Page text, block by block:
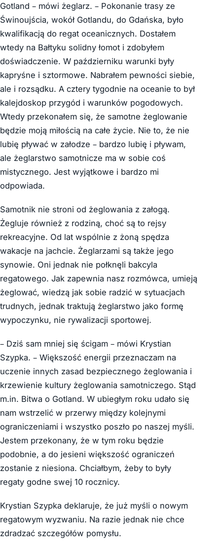
Gotland – mówi żeglarz. – Pokonanie trasy ze
Świnoujścia, wokół Gotlandu, do Gdańska, było
kwalifikacją do regat oceanicznych. Dostałem
wtedy na Bałtyku solidny łomot i zdobyłem
doświadczenie. W październiku warunki były
kapryśne i sztormowe. Nabrałem pewności siebie,
ale i rozsądku. A cztery tygodnie na oceanie to był
kalejdoskop przygód i warunków pogodowych.
Wtedy przekonałem się, że samotne żeglowanie
będzie moją miłością na całe życie. Nie to, że nie
lubię pływać w załodze – bardzo lubię i pływam,
ale żeglarstwo samotnicze ma w sobie coś
mistycznego. Jest wyjątkowe i bardzo mi
odpowiada.
Samotnik nie stroni od żeglowania z załogą.
Żegluje również z rodziną, choć są to rejsy
rekreacyjne. Od lat wspólnie z żoną spędza
wakacje na jachcie. Żeglarzami są także jego
synowie. Oni jednak nie połknęli bakcyla
regatowego. Jak zapewnia nasz rozmówca, umieją
żeglować, wiedzą jak sobie radzić w sytuacjach
trudnych, jednak traktują żeglarstwo jako formę
wypoczynku, nie rywalizacji sportowej.
– Dziś sam mniej się ścigam – mówi Krystian
Szypka. – Większość energii przeznaczam na
uczenie innych zasad bezpiecznego żeglowania i
krzewienie kultury żeglowania samotniczego. Stąd
m.in. Bitwa o Gotland. W ubiegłym roku udało się
nam wstrzelić w przerwy między kolejnymi
ograniczeniami i wszystko poszło po naszej myśli.
Jestem przekonany, że w tym roku będzie
podobnie, a do jesieni większość ograniczeń
zostanie z niesiona. Chciałbym, żeby to były
regaty godne swej 10 rocznicy.
Krystian Szypka deklaruje, że już myśli o nowym
regatowym wyzwaniu. Na razie jednak nie chce
zdradzać szczegółów pomysłu.